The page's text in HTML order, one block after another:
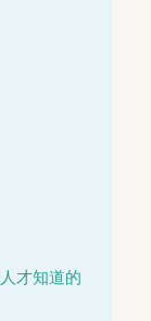
才知道的